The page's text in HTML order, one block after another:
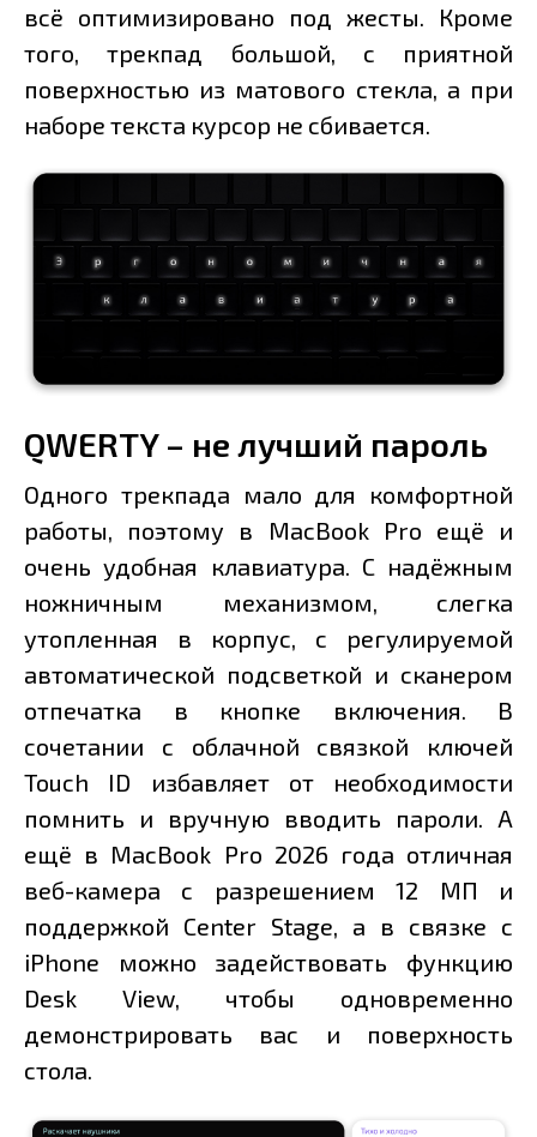
всё оптимизировано под жесты. Кроме
того, трекпад большой, с приятной
поверхностью из матового стекла, а при
наборе текста курсор не сбивается.
QWERTY – не лучший пароль
Одного трекпада мало для комфортной
работы, поэтому в MacBook Pro ещё и
очень удобная клавиатура. С надёжным
ножничным механизмом, слегка
утопленная в корпус, с регулируемой
автоматической подсветкой и сканером
отпечатка в кнопке включения. В
сочетании с облачной связкой ключей
Touch ID избавляет от необходимости
помнить и вручную вводить пароли. А
ещё в MacBook Pro 2026 года отличная
веб-камера с разрешением 12 МП и
поддержкой Center Stage, а в связке с
iPhone можно задействовать функцию
Desk View, чтобы одновременно
демонстрировать вас и поверхность
стола.